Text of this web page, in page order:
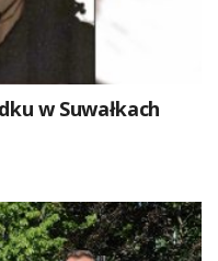
w Suwałkach